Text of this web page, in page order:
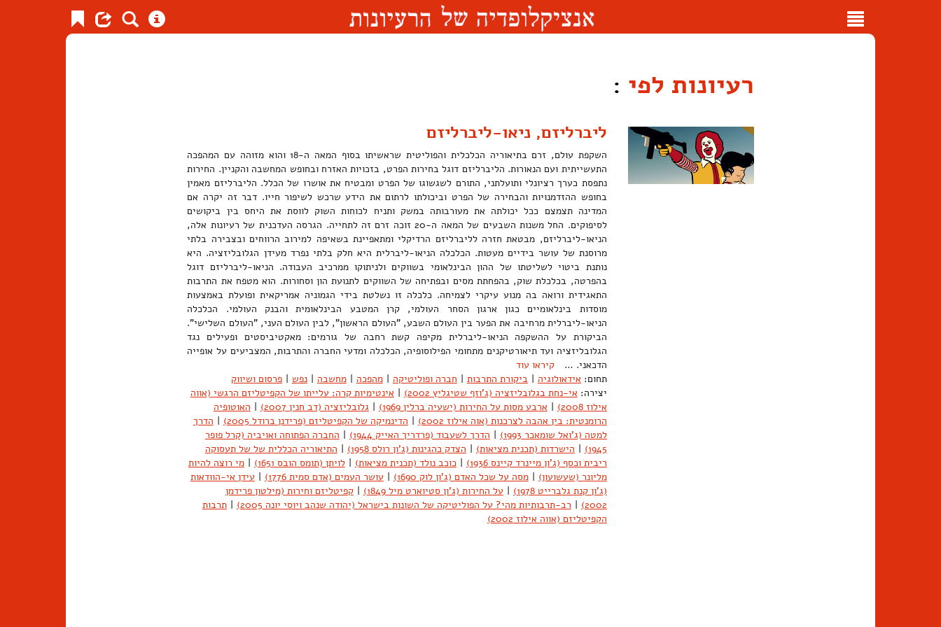
Toggle
רעיונות לפי :
ליברליזם, ניאו-ליברליזם
השקפת עולם, זרם בתיאוריה הכלכלית והפוליטית שראשיתו בסוף המאה ה-18 והוא מזוהה עם המהפכה
התעשייתית ועם הנאורות. הליברליזם דוגל בחירות הפרט, בזכויות האזרח ובחופש המחשבה והקניין. החירות
נתפסת כערך רציונלי ותועלתני, התורם לשגשוגו של הפרט ומבטיח את אושרו של הכלל. הליברליזם מאמין
בחופש ההזדמנויות והבחירה של הפרט וביכולתו לרתום את הידע שרכש לשיפור חייו. דבר זה יקרה אם
המדינה תצמצם ככל יכולתה את מעורבותה במשק ותניח לכוחות השוק לווסת את היחס בין ביקושים
לסיפוקים. החל משנות השבעים של המאה ה-20 זוכה זרם זה לתחייה. הגרסה העדכנית של רעיונות אלה,
הניאו-ליברליזם, מבטאת חזרה לליברליזם הרדיקלי ומתאפיינת בשאיפה למירוב הרווחים ובצבירה בלתי
מרוסנת של עושר בידיים מעטות. הכלכלה הניאו-ליברלית היא חלק בלתי נפרד מעידן הגלובליזציה. היא
נותנת ביטוי לשליטתו של ההון הבינלאומי בשווקים ולניתוקו ממרכיב העבודה. הניאו-ליברליזם דוגל
בהפרטה, בכלכלת שוק, בהפחתת מסים ובפתיחה של השווקים לתנועת הון וסחורות. הוא מטפח את התרבות
התאגידית ורואה בה מנוע עיקרי לצמיחה. כלכלה זו נשלטת בידי הגמוניה אמריקאית ופועלת באמצעות
מוסדות בינלאומיים כגון ארגון הסחר העולמי, קרן המטבע הבינלאומית והבנק העולמי. הכלכלה
הניאו-ליברלית מרחיבה את הפער בין העולם השבע, "העולם הראשון", לבין העולם העני, "העולם השלישי".
הביקורת על ההשקפה הניאו-ליברלית מקיפה קשת רחבה של גורמים: מאקטיביסטים ופעילים נגד
הגלובליזציה ועד תיאורטיקנים מתחומי הפילוסופיה, הכלכלה ומדעי החברה והתרבות, המצביעים על אופייה
הדכאני. …קיראו עוד
תחום: אידאולוגיה | ביקורת התרבות | חברה ופוליטיקה | מהפכה | מחשבה | נפש | פרסום ושיווק
יצירה: אי-נחת בגלובליזציה (ג'וזף שטיגליץ 2002) | אינטימיות קרה: עלייתו של הקפיטליזם הרגשי (אווה
אילוז 2008)
| ארבע מסות על החירות (ישעיה ברלין 1969) | גלובליזציה (דב חנין 2007) | האוטופיה
הרומנטית: בין אהבה לצרכנות (אוה אילוז 2002)
| הדינמיקה של הקפיטליזם (פרידנן ברודל 2005) | הדרך
למטה (ג'ואל שומאכר 1993)
| הדרך לשעבוד (פרדריך האייק 1944) | החברה הפתוחה ואויביה (קרל פופר
1945)
| הישרדות (תכנית מציאות) | הצדק כהגינות (ג'ון רולס 1958) | התיאוריה הכללית של של תעסוקה
ריבית וכסף (ג'ון מיינרד קיינס 1936)
| כוכב נולד (תכנית מציאות) | לויתן (תומס הובס 1651) | מי רוצה להיות
מליונר (שעשועון) | מסה על שכל האדם (ג'ון לוק 1690) | עושר העמים (אדם סמית 1776) | עידן אי-הוודאות
(ג'ון קנת גלברייט 1978)
| על החירות (ג'ון סטיוארט מיל 1849) | קפיטליזם וחירות (מילטון פרידמן
2002)
| רב-תרבותיות מהי? על הפוליטיקה של השונות בישראל (יהודה שנהב ויוסי יונה 2005) | תרבות
הקפיטליזם (אווה אילוז 2002)